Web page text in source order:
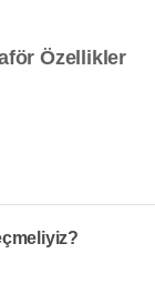
Özellikler